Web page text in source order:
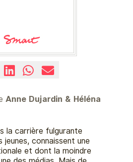
Anne Dujardin & Héléna
la carrière fulgurante
jeunes, connaissent une
et dont la moindre